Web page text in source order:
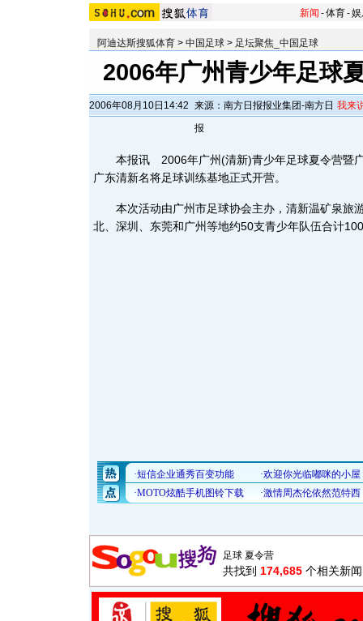
新闻 -体育-
阿迪达斯搜狐体育 > 中国足球 > 足坛聚焦_中国足球
2006年广州青少年足球
2006年08月10日14:42 来源：南方日报报业集团-南方日
报
我来
本报讯 2006年广州(清新)青少年足球夏令营暨广
广东清新名将足球训练基地正式开营。
本次活动由广州市足球协会主办，清新温矿泉旅
北、深圳、东莞和广州等地约50支青少年队伍合计
共找到 174,685 个相关新